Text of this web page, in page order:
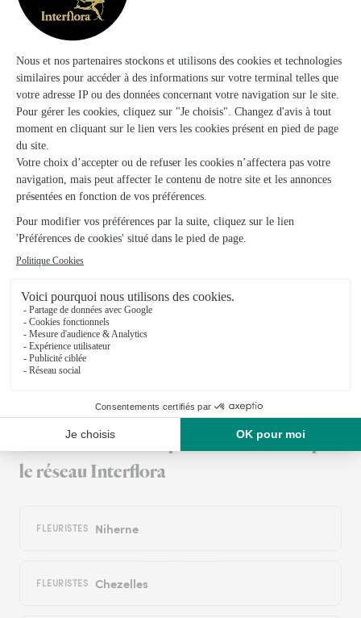
★ ★ ★ ★ ★
Choit et envoi rapide
Choit et envoi rapide
16/05/2026
★ ★ ★ ★ ★
Tres belles pivoines !
Facilité pour commander, bouquet livré selon demande.
Fleurs, pivoines, tres bien présentées et en excellente
Trustpilot Échantillon d'avis clients fourni via Trustpilot.
les avis de la marque Interflora sur Trustpilot
Livraison de fleurs à Villedieu-sur-Indre
et autour : les villes proches couvertes par
le réseau Interflora
FLEURISTES Niherne
FLEURISTES Chezelles